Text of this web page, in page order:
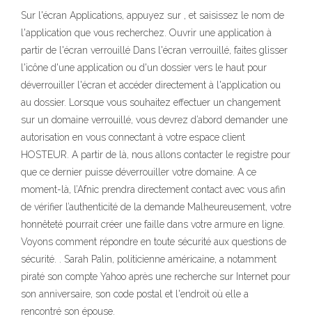
Sur l'écran Applications, appuyez sur , et saisissez le nom de
l'application que vous recherchez. Ouvrir une application à
partir de l'écran verrouillé Dans l'écran verrouillé, faites glisser
l'icône d'une application ou d'un dossier vers le haut pour
déverrouiller l'écran et accéder directement à l'application ou
au dossier. Lorsque vous souhaitez effectuer un changement
sur un domaine verrouillé, vous devrez d’abord demander une
autorisation en vous connectant à votre espace client
HOSTEUR. A partir de là, nous allons contacter le registre pour
que ce dernier puisse déverrouiller votre domaine. A ce
moment-là, l’Afnic prendra directement contact avec vous afin
de vérifier l’authenticité de la demande Malheureusement, votre
honnêteté pourrait créer une faille dans votre armure en ligne.
Voyons comment répondre en toute sécurité aux questions de
sécurité. . Sarah Palin, politicienne américaine, a notamment
piraté son compte Yahoo après une recherche sur Internet pour
son anniversaire, son code postal et l'endroit où elle a
rencontré son épouse.